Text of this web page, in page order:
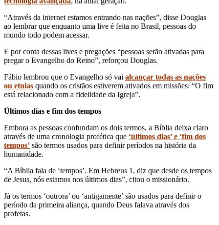
“Através da internet estamos entrando nas nações”, disse Douglas
ao lembrar que enquanto uma live é feita no Brasil, pessoas do
mundo todo podem acessar.
E por conta dessas lives e pregações “pessoas serão ativadas para
pregar o Evangelho do Reino”, reforçou Douglas.
Fábio lembrou que o Evangelho só vai alcançar todas as nações
ou etnias quando os cristãos estiverem ativados em missões: “O fim
está relacionado com a fidelidade da Igreja”.
Últimos dias e fim dos tempos
Embora as pessoas confundam os dois termos, a Bíblia deixa claro
através de uma cronologia profética que ‘últimos dias’ e ‘fim dos
tempos’ são termos usados para definir períodos na história da
humanidade.
“A Bíblia fala de ‘tempos’. Em Hebreus 1, diz que desde os tempos
de Jesus, nós estamos nos últimos dias”, citou o missionário.
Já os termos ‘outrora’ ou ‘antigamente’ são usados para definir o
período da primeira aliança, quando Deus falava através dos
profetas.